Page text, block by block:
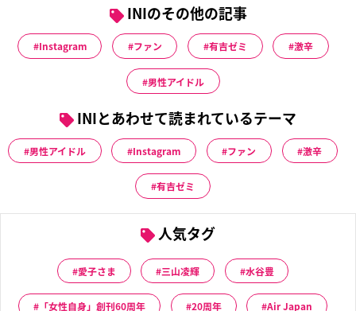
INIのその他の記事
Instagram ファン 有吉ゼミ 激辛
男性アイドル
INIとあわせて読まれているテーマ
男性アイドル Instagram ファン 激辛
有吉ゼミ
人気タグ
愛子さま 三山凌輝 水谷豊
「女性自身」創刊60周年 20周年 Air Japan